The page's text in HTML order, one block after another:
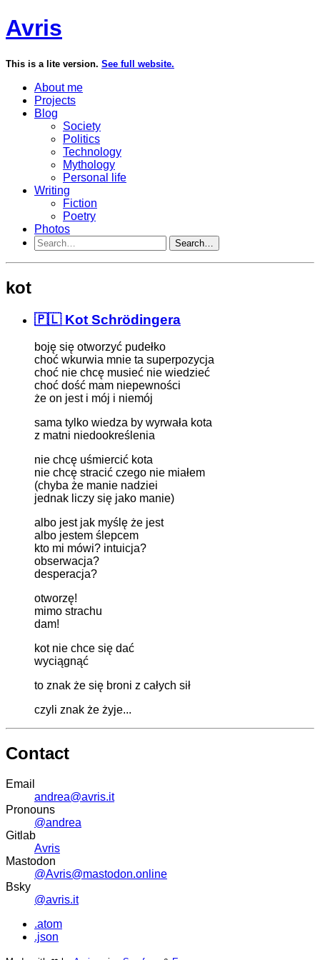
Avris
This is a lite version. See full website.
About me
Projects
Blog
Society
Politics
Technology
Mythology
Personal life
Writing
Fiction
Poetry
Photos
Search…
kot
🇵🇱 Kot Schrödingera
boję się otworzyć pudełko
choć wkurwia mnie ta superpozycja
choć nie chcę musieć nie wiedzieć
choć dość mam niepewności
że on jest i mój i niemój
sama tylko wiedza by wyrwała kota
z matni niedookreślenia
nie chcę uśmiercić kota
nie chcę stracić czego nie miałem
(chyba że manie nadziei
jednak liczy się jako manie)
albo jest jak myślę że jest
albo jestem ślepcem
kto mi mówi? intuicja?
obserwacja?
desperacja?
otworzę!
mimo strachu
dam!
kot nie chce się dać
wyciągnąć
to znak że się broni z całych sił
czyli znak że żyje...
Contact
Email
andrea@avris.it
Pronouns
@andrea
Gitlab
Avris
Mastodon
@Avris@mastodon.online
Bsky
@avris.it
.atom
.json